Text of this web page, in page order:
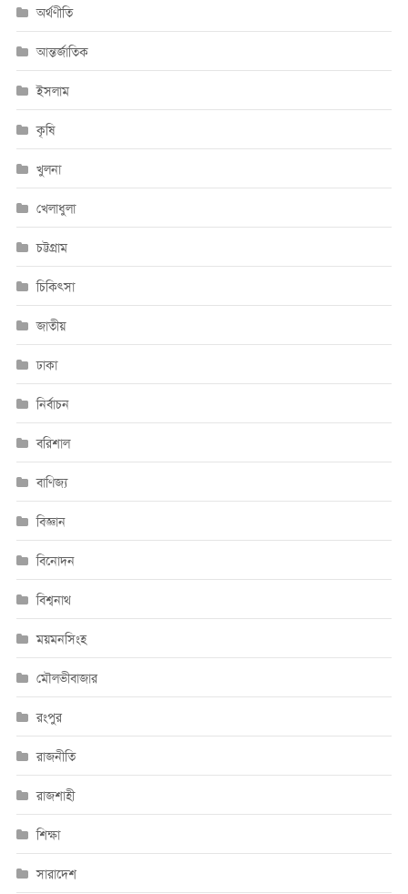
অর্থণীতি
আন্তর্জাতিক
ইসলাম
কৃষি
খুলনা
খেলাধুলা
চট্টগ্রাম
চিকিৎসা
জাতীয়
ঢাকা
নির্বাচন
বরিশাল
বাণিজ্য
বিজ্ঞান
বিনোদন
বিশ্বনাথ
ময়মনসিংহ
মৌলভীবাজার
রংপুর
রাজনীতি
রাজশাহী
শিক্ষা
সারাদেশ